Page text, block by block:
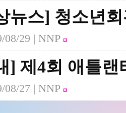
뉴스] 청소년
08/29 | NNP
] 제4회 애틀
08/27 | NNP